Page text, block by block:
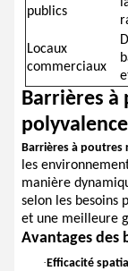
publics
Locaux
commerciaux
Barrières à
Barrières à poutres
les
manière
selon les besoins
et une meilleure
Avantages des
·Efficacité